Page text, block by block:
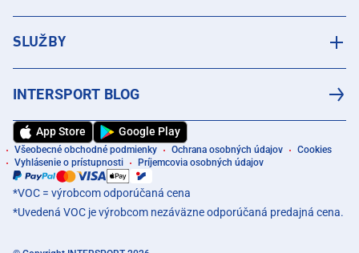
SLUŽBY
INTERSPORT BLOG
App Store Google Play
Všeobecné obchodné podmienky Ochrana osobných údajov
Cookies
Vyhlásenie o prístupnosti
Príjemcovia osobných údajov
*VOC = výrobcom odporúčaná cena
*Uvedená VOC je výrobcom nezáväzne odporúčaná predajná cena.